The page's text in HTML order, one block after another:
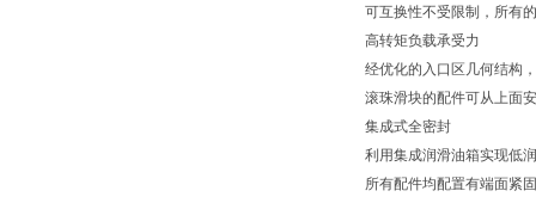
可互换性不受限制，所有
高转矩负载承受力
经优化的入口区几何结构
滚珠滑块的配件可从上面
集成式全密封
利用集成润滑油箱实现低
所有配件均配置有端面紧